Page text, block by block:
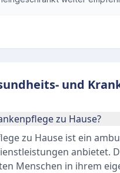
und
zu Hause?
zu Hause ist ein
anbietet.
Menschen in ihrem